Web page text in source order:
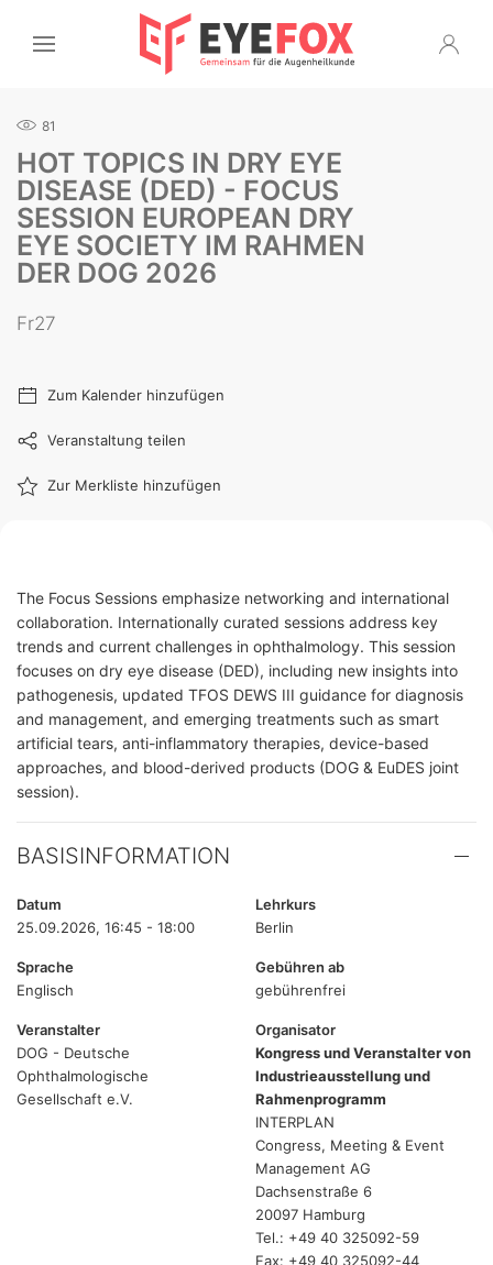
81
HOT TOPICS IN DRY EYE
DISEASE (DED) - FOCUS
SESSION EUROPEAN DRY
EYE SOCIETY IM RAHMEN
DER DOG 2026
Fr27
Zum Kalender hinzufügen
Veranstaltung teilen
Zur Merkliste hinzufügen
The Focus Sessions emphasize networking and international
collaboration. Internationally curated sessions address key
trends and current challenges in ophthalmology. This session
focuses on dry eye disease (DED), including new insights into
pathogenesis, updated TFOS DEWS III guidance for diagnosis
and management, and emerging treatments such as smart
artificial tears, anti-inflammatory therapies, device-based
approaches, and blood-derived products (DOG & EuDES joint
session).
BASISINFORMATION
Datum
25.09.2026, 16:45 - 18:00
Lehrkurs
Berlin
Sprache
Englisch
Gebühren ab
gebührenfrei
Veranstalter
DOG - Deutsche
Ophthalmologische
Gesellschaft e.V.
Organisator
Kongress und Veranstalter von
Industrieausstellung und
Rahmenprogramm
INTERPLAN
Congress, Meeting & Event
Management AG
Dachsenstraße 6
20097 Hamburg
Tel.: +49 40 325092-59
Fax: +49 40 325092-44